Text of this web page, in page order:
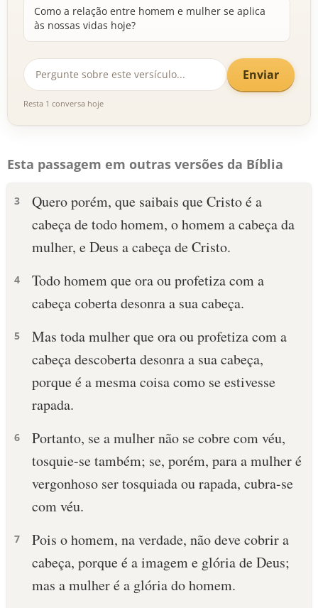
Como a relação entre homem e mulher se aplica
às nossas vidas hoje?
Enviar
Resta 1 conversa hoje
Esta passagem em outras versões da Bíblia
3
Quero porém, que saibais que Cristo é a
cabeça de todo homem, o homem a cabeça da
mulher, e Deus a cabeça de Cristo.
4
Todo homem que ora ou profetiza com a
cabeça coberta desonra a sua cabeça.
5
Mas toda mulher que ora ou profetiza com a
cabeça descoberta desonra a sua cabeça,
porque é a mesma coisa como se estivesse
rapada.
6
Portanto, se a mulher não se cobre com véu,
tosquie-se também; se, porém, para a mulher é
vergonhoso ser tosquiada ou rapada, cubra-se
com véu.
7
Pois o homem, na verdade, não deve cobrir a
cabeça, porque é a imagem e glória de Deus;
mas a mulher é a glória do homem.